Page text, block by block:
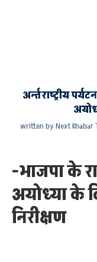
अर्न्तराष्ट्रीय
written byNext Khabar
-भाजपा के
अयोध्या के
निरीक्षण